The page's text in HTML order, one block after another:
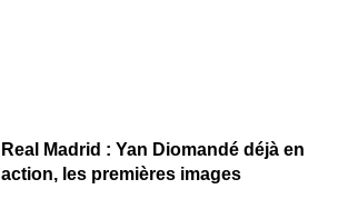
Real Madrid : Yan Diomandé déjà en
action, les premières images